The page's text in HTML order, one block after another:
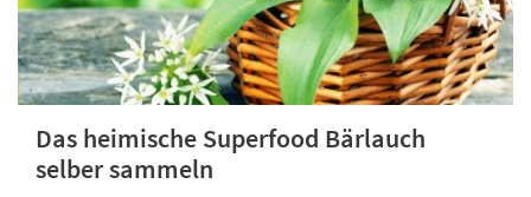
Das heimische Superfood Bärlauch
selber sammeln